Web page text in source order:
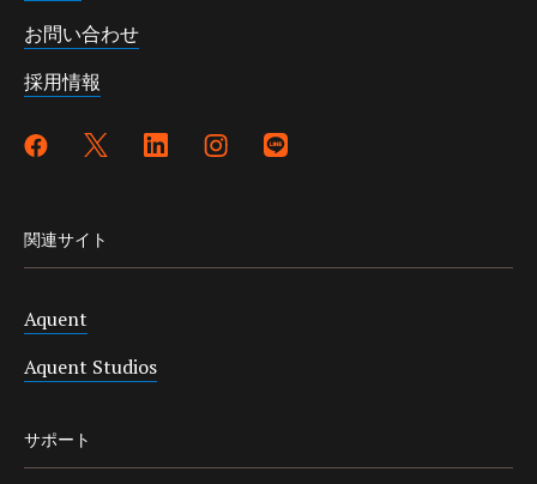
お問い合わせ
採用情報
関連サイト
Aquent
Aquent Studios
サポート